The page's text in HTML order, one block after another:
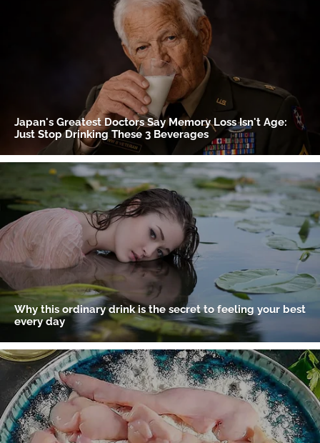
Gracias por suscribirte a nuestro boletín.
ACEPTAR